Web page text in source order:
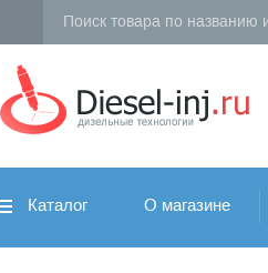
Каталог О магазине